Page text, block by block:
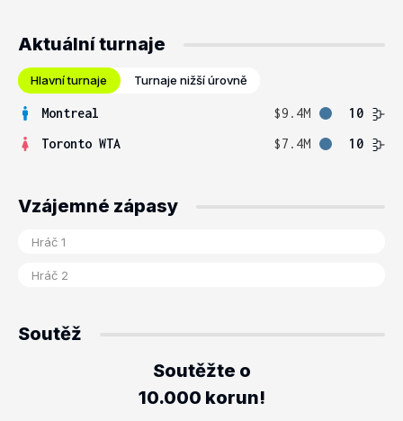
Aktuální turnaje
Hlavní turnaje Turnaje nižší úrovně
Montreal $9.4M
10
Toronto WTA
$7.4M 10
Vzájemné zápasy
Soutěž
Soutěžte o
10.000 korun!